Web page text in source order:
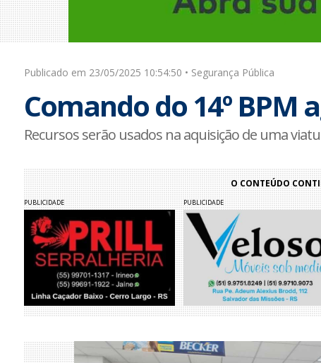
Publicado em 23/05/2025 10:54:50 • Segurança Pública
Comando do 14º BPM
Recursos serão usados na aquisição de uma
O CONTEÚDO
PUBLICIDADE PUBLICIDADE